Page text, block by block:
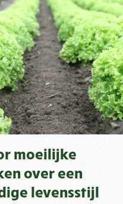
moeilijke
over een
levensstijl